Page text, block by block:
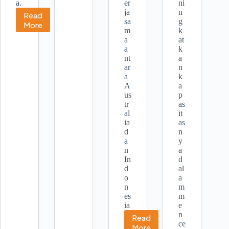
a.
Read
MoreEdukasi
Tentang
er
ja
sa
m
a
a
nt
ar
a
A
us
tr
al
ia
d
a
n
In
d
o
n
es
ia
Read
Penguatan
ni
n
g
k
at
k
a
n
k
a
p
as
it
as
n
y
a
d
al
a
m
m
e
n
ce